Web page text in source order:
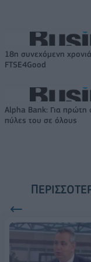
18η συνεχόμενη
FTSE4Good
Alpha Bank: Για πρώτη
πύλες του σε όλους